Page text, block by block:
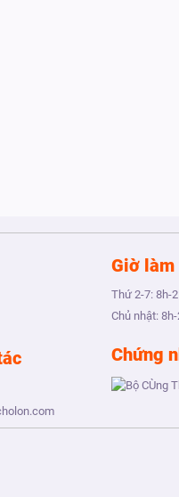
Giờ làm
Thứ 2-7: 8h-
Chủ nhật:
Chứng